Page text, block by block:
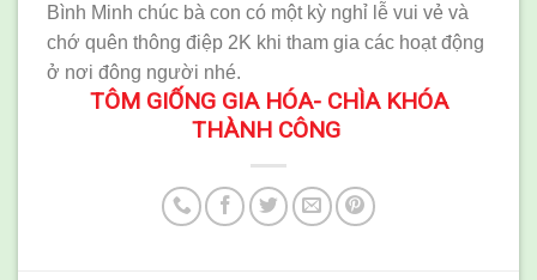
Bình Minh chúc bà con có một kỳ nghỉ lễ vui vẻ và
chớ quên thông điệp 2K khi tham gia các hoạt động
ở nơi đông người nhé.
TÔM GIỐNG GIA HÓA- CHÌA KHÓA
THÀNH CÔNG